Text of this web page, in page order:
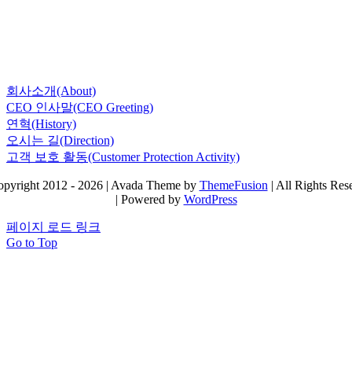
회사소개(About)
CEO 인사말(CEO Greeting)
연혁(History)
오시는 길(Direction)
고객 보호 활동(Customer Protection Activity)
2012 - 2026 | Avada Theme by ThemeFusion | All Rights
| Powered by WordPress
페이지 로드 링크
Go to Top